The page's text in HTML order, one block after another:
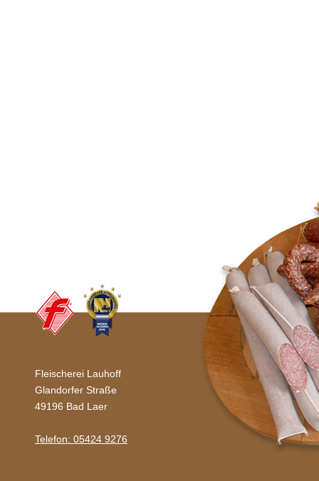
Fleischerei Lauhoff
Glandorfer Straße
49196 Bad Laer
Telefon: 05424 9276